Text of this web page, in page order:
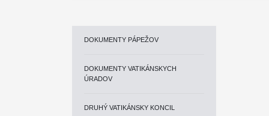
DOKUMENTY PÁPEŽOV
DOKUMENTY VATIKÁNSKYCH
ÚRADOV
DRUHÝ VATIKÁNSKY KONCIL